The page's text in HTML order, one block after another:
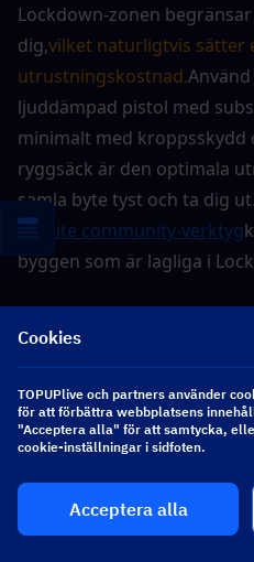
Lockdown-zonen
dig,vilket naturligtvis sätter
utrustningskostnad.
ljuddämpad pistol med
minimalt med kroppsskydd
ryggsäck är den optimala
samla byte tyst och ta dig
Infinite community-verktyg
byggen som är lagliga i
▍Vanliga
nybörjare
Misstag 1: Att
du inte har råd att
Cookies
TOPUPlive och partners använder
för att förbättra webbplatsens
"Acceptera alla" för att samtycka,
cookie-inställningar i sidfoten.
Acceptera alla